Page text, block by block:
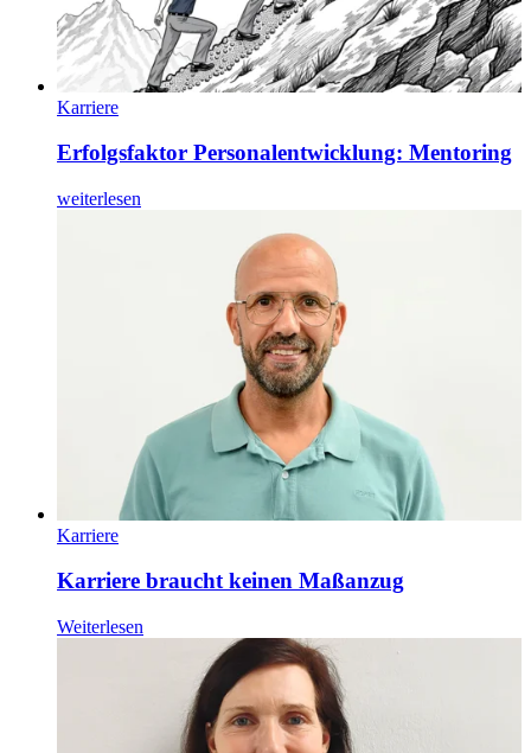
Karriere
Erfolgsfaktor Personalentwicklung: Mentoring
weiterlesen
Karriere
Karriere braucht keinen Maßanzug
Weiterlesen